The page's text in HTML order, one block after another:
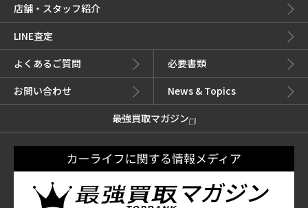
店舗・スタッフ紹介
LINE査定
よくあるご質問
必要書類
お問い合わせ
News & Topics
最強買取マガジン